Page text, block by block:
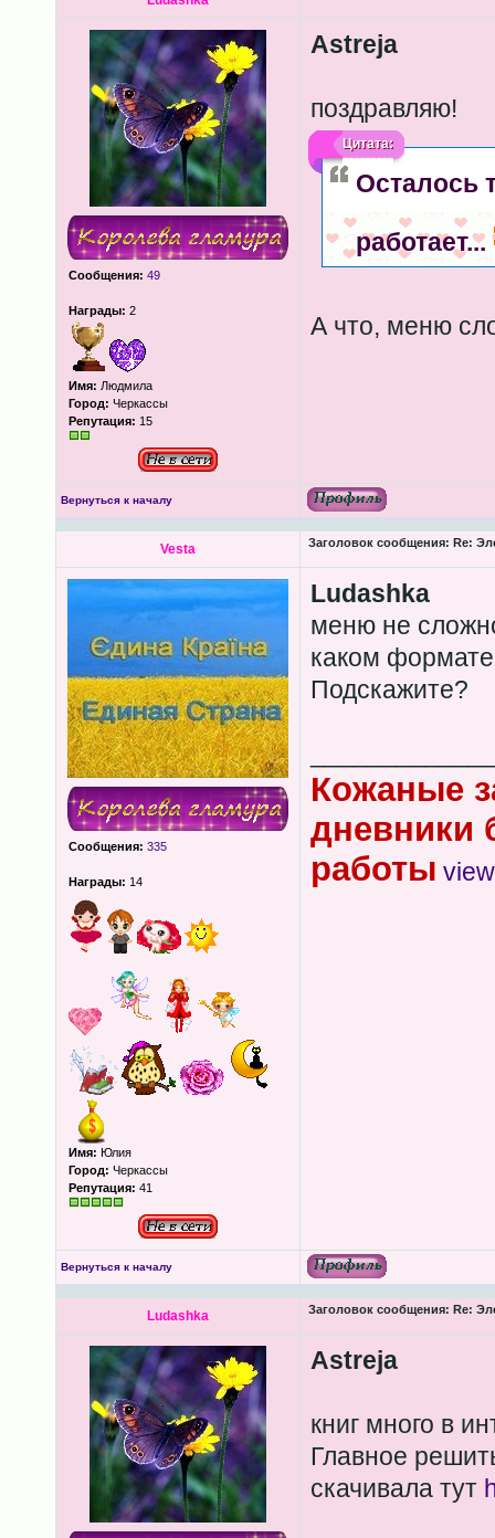
Сообщения: 49
Награды: 2
Имя: Людмила
Город: Черкассы
Репутация: 15
Astreja
поздравляю!
Цитата:
Осталось
работает...
А что, меню
Вернуться к началу
Vesta Заголовок сообщения: Re:
Сообщения: 335
Награды: 14
Имя: Юлия
Город: Черкассы
Репутация: 41
Ludashka
меню не
каком формате
Подскажите?
Кожаные
дневники
работы
Вернуться к началу
Ludashka Заголовок сообщения: Re:
Astreja
книг много в
Главное
скачивала тут